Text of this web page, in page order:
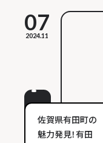
07
2024.11
佐賀県有田町の
魅力発見！有田